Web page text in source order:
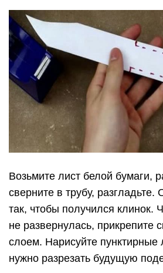
Возьмите лист белой бумаги,
сверните в трубу, разгладьте.
так, чтобы получился клинок.
не развернулась, прикрепите
слоем. Нарисуйте
нужно разрезать будущую